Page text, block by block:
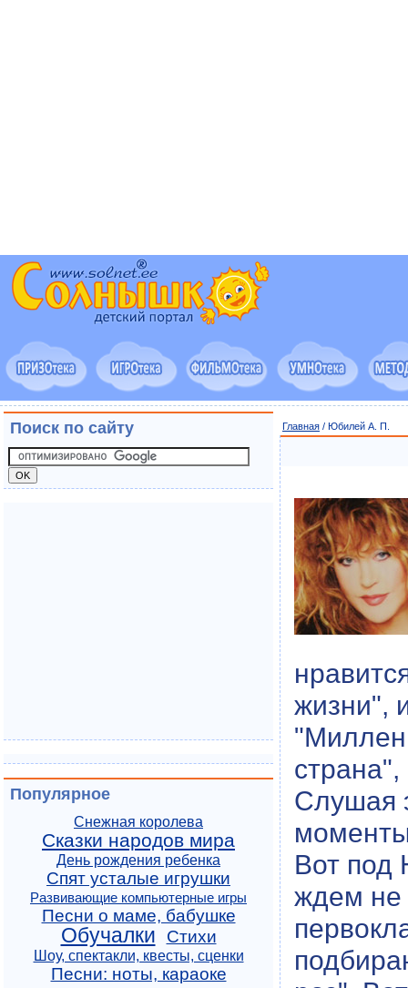
Главная / Юбилей А. П.
жизни",
Слушая
Вот под
ждем не
Поиск по сайту
Популярное
Снежная королева
Сказки народов мира
День рождения ребенка
Спят усталые игрушки
Развивающие компьютерные игры
Песни о маме, бабушке
Обучалки Стихи
Шоу, спектакли, квесты, сценки
Песни: ноты, караоке